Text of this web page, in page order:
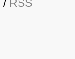
/ RSS